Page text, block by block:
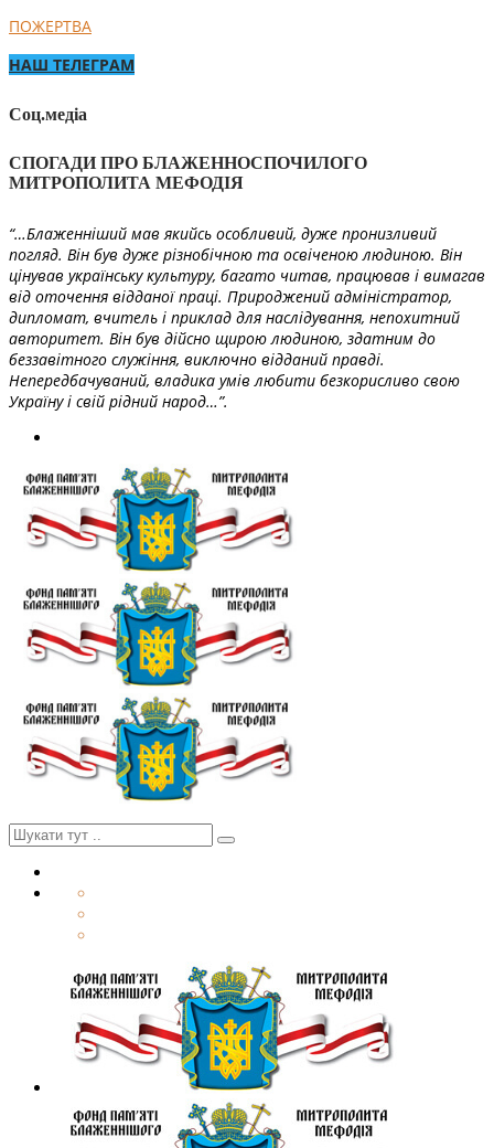
ПОЖЕРТВА
НАШ ТЕЛЕГРАМ
Соц.медіа
СПОГАДИ ПРО БЛАЖЕННОСПОЧИЛОГО
МИТРОПОЛИТА МЕФОДІЯ
“…Блаженніший мав якийсь особливий, дуже пронизливий
погляд. Він був дуже різнобічною та освіченою людиною. Він
цінував українську культуру, багато читав, працював і вимагав
від оточення відданої праці. Природжений адміністратор,
дипломат, вчитель і приклад для наслідування, непохитний
авторитет. Він був дійсно щирою людиною, здатним до
беззавітного служіння, виключно відданий правді.
Непередбачуваний, владика умів любити безкорисливо свою
Україну і свій рідний народ…”.